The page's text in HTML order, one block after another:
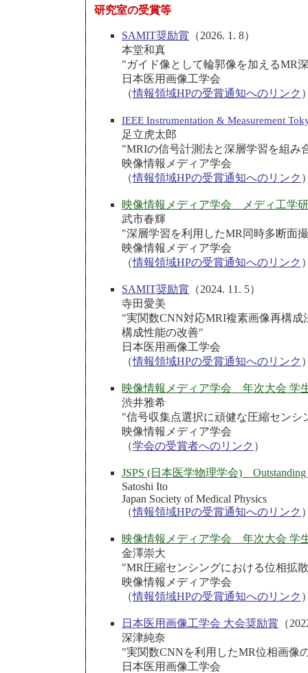
研究室の受賞等
SAMIT奨励賞 （2026. 1. 8）
本堂和真
"ガイド像として輪郭像を加えるMR
日本医用画像工学会
（情報領域HPの受賞通知へのリンク
IEEE Instrumentation & Measurement
足立虎太郎
"MRIの信号計測法と深層学習を組み
映像情報メディア学会
（情報領域HPの受賞通知へのリンク
映像情報メディア学会 メディ工学
武市春輝
"深層学習を利用したMR同時多断面
映像情報メディア学会
（情報領域HPの受賞通知へのリンク
SAMIT奨励賞 （2024. 11. 5）
寺田愛美
"実関数CNN対応MRI複素画像再構
構成性能の改善"
日本医用画像工学会
（情報領域HPの受賞通知へのリンク
映像情報メディア学会 年次大会 学
渋井雅希
"信号収集点選択に頑健な圧縮セン
映像情報メディア学会
（学会の受賞者へのリンク ）
JSPS (日本医学物理学会) Outstanding
Satoshi Ito
Japan Society of Medical Physics
（情報領域HPの受賞通知へのリンク
映像情報メディア学会 年次大会 学
金澤崇大
"MR圧縮センシングにおける位相拡
映像情報メディア学会
（情報領域HPの受賞通知へのリンク
日本医用画像工学会 大会奨励賞 （
深津純奈
"実関数CNNを利用したMR位相画像
日本医用画像工学会